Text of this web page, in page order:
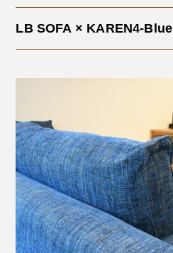
LB SOFA × KAREN4-Blue